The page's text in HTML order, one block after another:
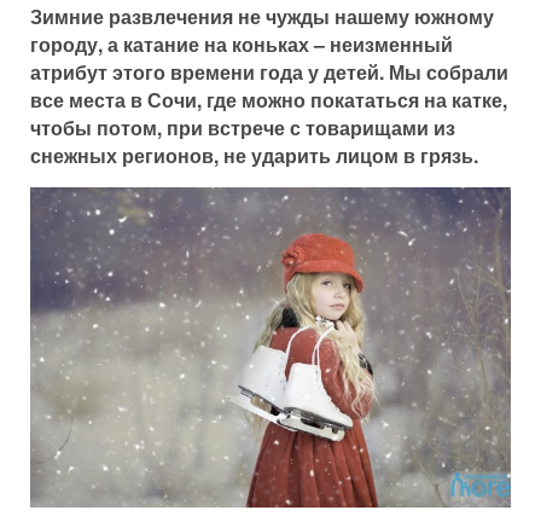
Зимние развлечения не чужды нашему южному
городу, а катание на коньках – неизменный
атрибут этого времени года у детей. Мы собрали
все места в Сочи, где можно покататься на катке,
чтобы потом, при встрече с товарищами из
снежных регионов, не ударить лицом в грязь.